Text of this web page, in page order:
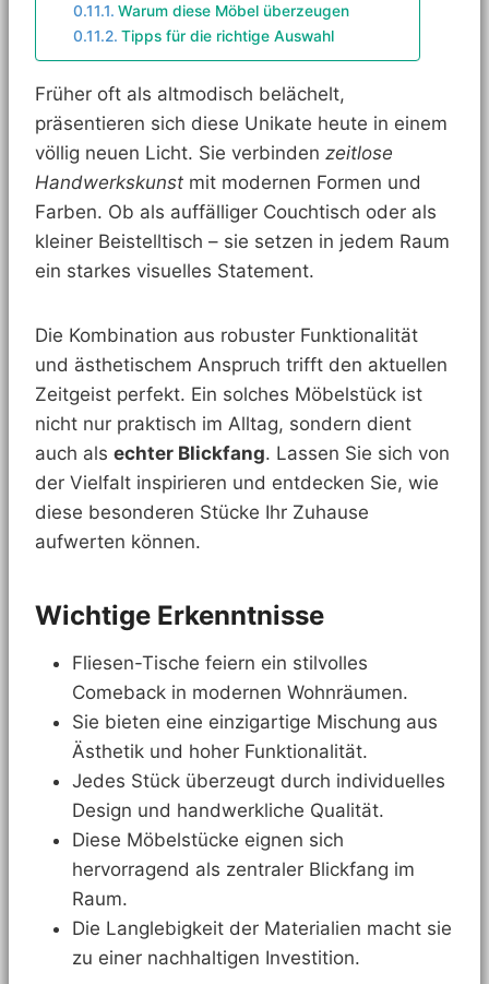
Warum diese Möbel überzeugen
Tipps für die richtige Auswahl
Früher oft als altmodisch belächelt,
präsentieren sich diese Unikate heute in einem
völlig neuen Licht. Sie verbinden zeitlose
Handwerkskunst mit modernen Formen und
Farben. Ob als auffälliger Couchtisch oder als
kleiner Beistelltisch – sie setzen in jedem Raum
ein starkes visuelles Statement.
Die Kombination aus robuster Funktionalität
und ästhetischem Anspruch trifft den aktuellen
Zeitgeist perfekt. Ein solches Möbelstück ist
nicht nur praktisch im Alltag, sondern dient
auch als echter Blickfang. Lassen Sie sich von
der Vielfalt inspirieren und entdecken Sie, wie
diese besonderen Stücke Ihr Zuhause
aufwerten können.
Wichtige Erkenntnisse
Fliesen-Tische feiern ein stilvolles
Comeback in modernen Wohnräumen.
Sie bieten eine einzigartige Mischung aus
Ästhetik und hoher Funktionalität.
Jedes Stück überzeugt durch individuelles
Design und handwerkliche Qualität.
Diese Möbelstücke eignen sich
hervorragend als zentraler Blickfang im
Raum.
Die Langlebigkeit der Materialien macht sie
zu einer nachhaltigen Investition.